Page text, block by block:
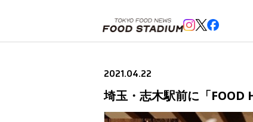
2021.04.22
埼玉・志木駅前に「FOOD